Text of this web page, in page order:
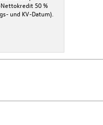
50 %
und KV-Datum).